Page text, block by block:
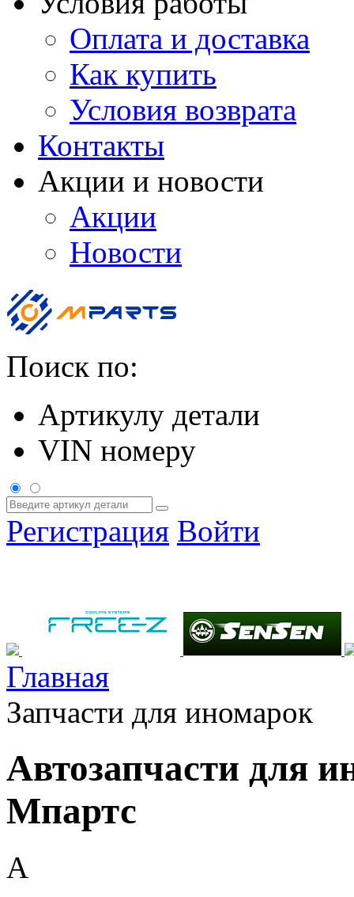
Оплата и доставка
Как купить
Условия возврата
Контакты
Акции и новости
Акции
Новости
Поиск по:
Артикулу детали
VIN номеру
Регистрация Войти
Главная
Запчасти для иномарок
Автозапчасти для
Мпартс
A